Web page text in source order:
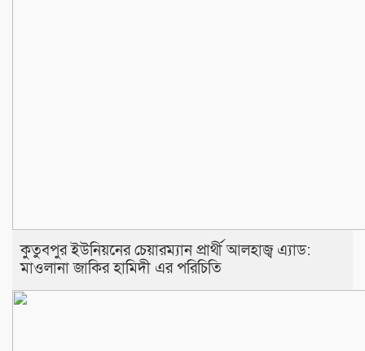
কুতুবপুর ইউনিয়নের চেয়ারম্যান প্রার্থী আলহাজ্ব এ‍্যাড:
মাওলানা জাকির হামিদী এর পরিচিতি